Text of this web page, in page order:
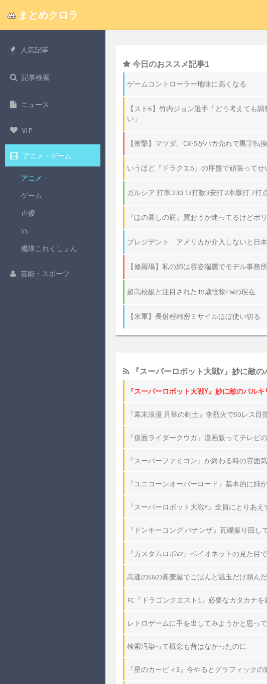
まとめクロラ
人気記事
記事検索
ニュース
VIP
アニメ・ゲーム
アニメ
ゲーム
声優
SS
艦隊これくしょん
芸能・スポーツ
『スーパーロボット大戦Y』妙に敵
『スーパーロボット大戦Y』妙に敵のバル
『幕末浪漫 月華の剣士』李烈火で50レス目
『仮面ライダークウガ』漫画版ってテレビ
『スーパーファミコン』が終わる時の雰囲
『ユニコーンオーバーロード』基本的に姉
『スーパーロボット大戦Y』全員にとりあ
『ドンキーコング バナンザ』瓦礫振り回
『カスタムロボV2』ベイオネットの見た目
高速のSAの蕎麦屋でごはんと温玉だけ頼ん
FC『ドラゴンクエスト1』必要なカタカナ
レトロゲームに手を出してみようかと思っ
検索汚染って概念も昔はなかったのに
『星のカービィ3』今やるとグラフィック